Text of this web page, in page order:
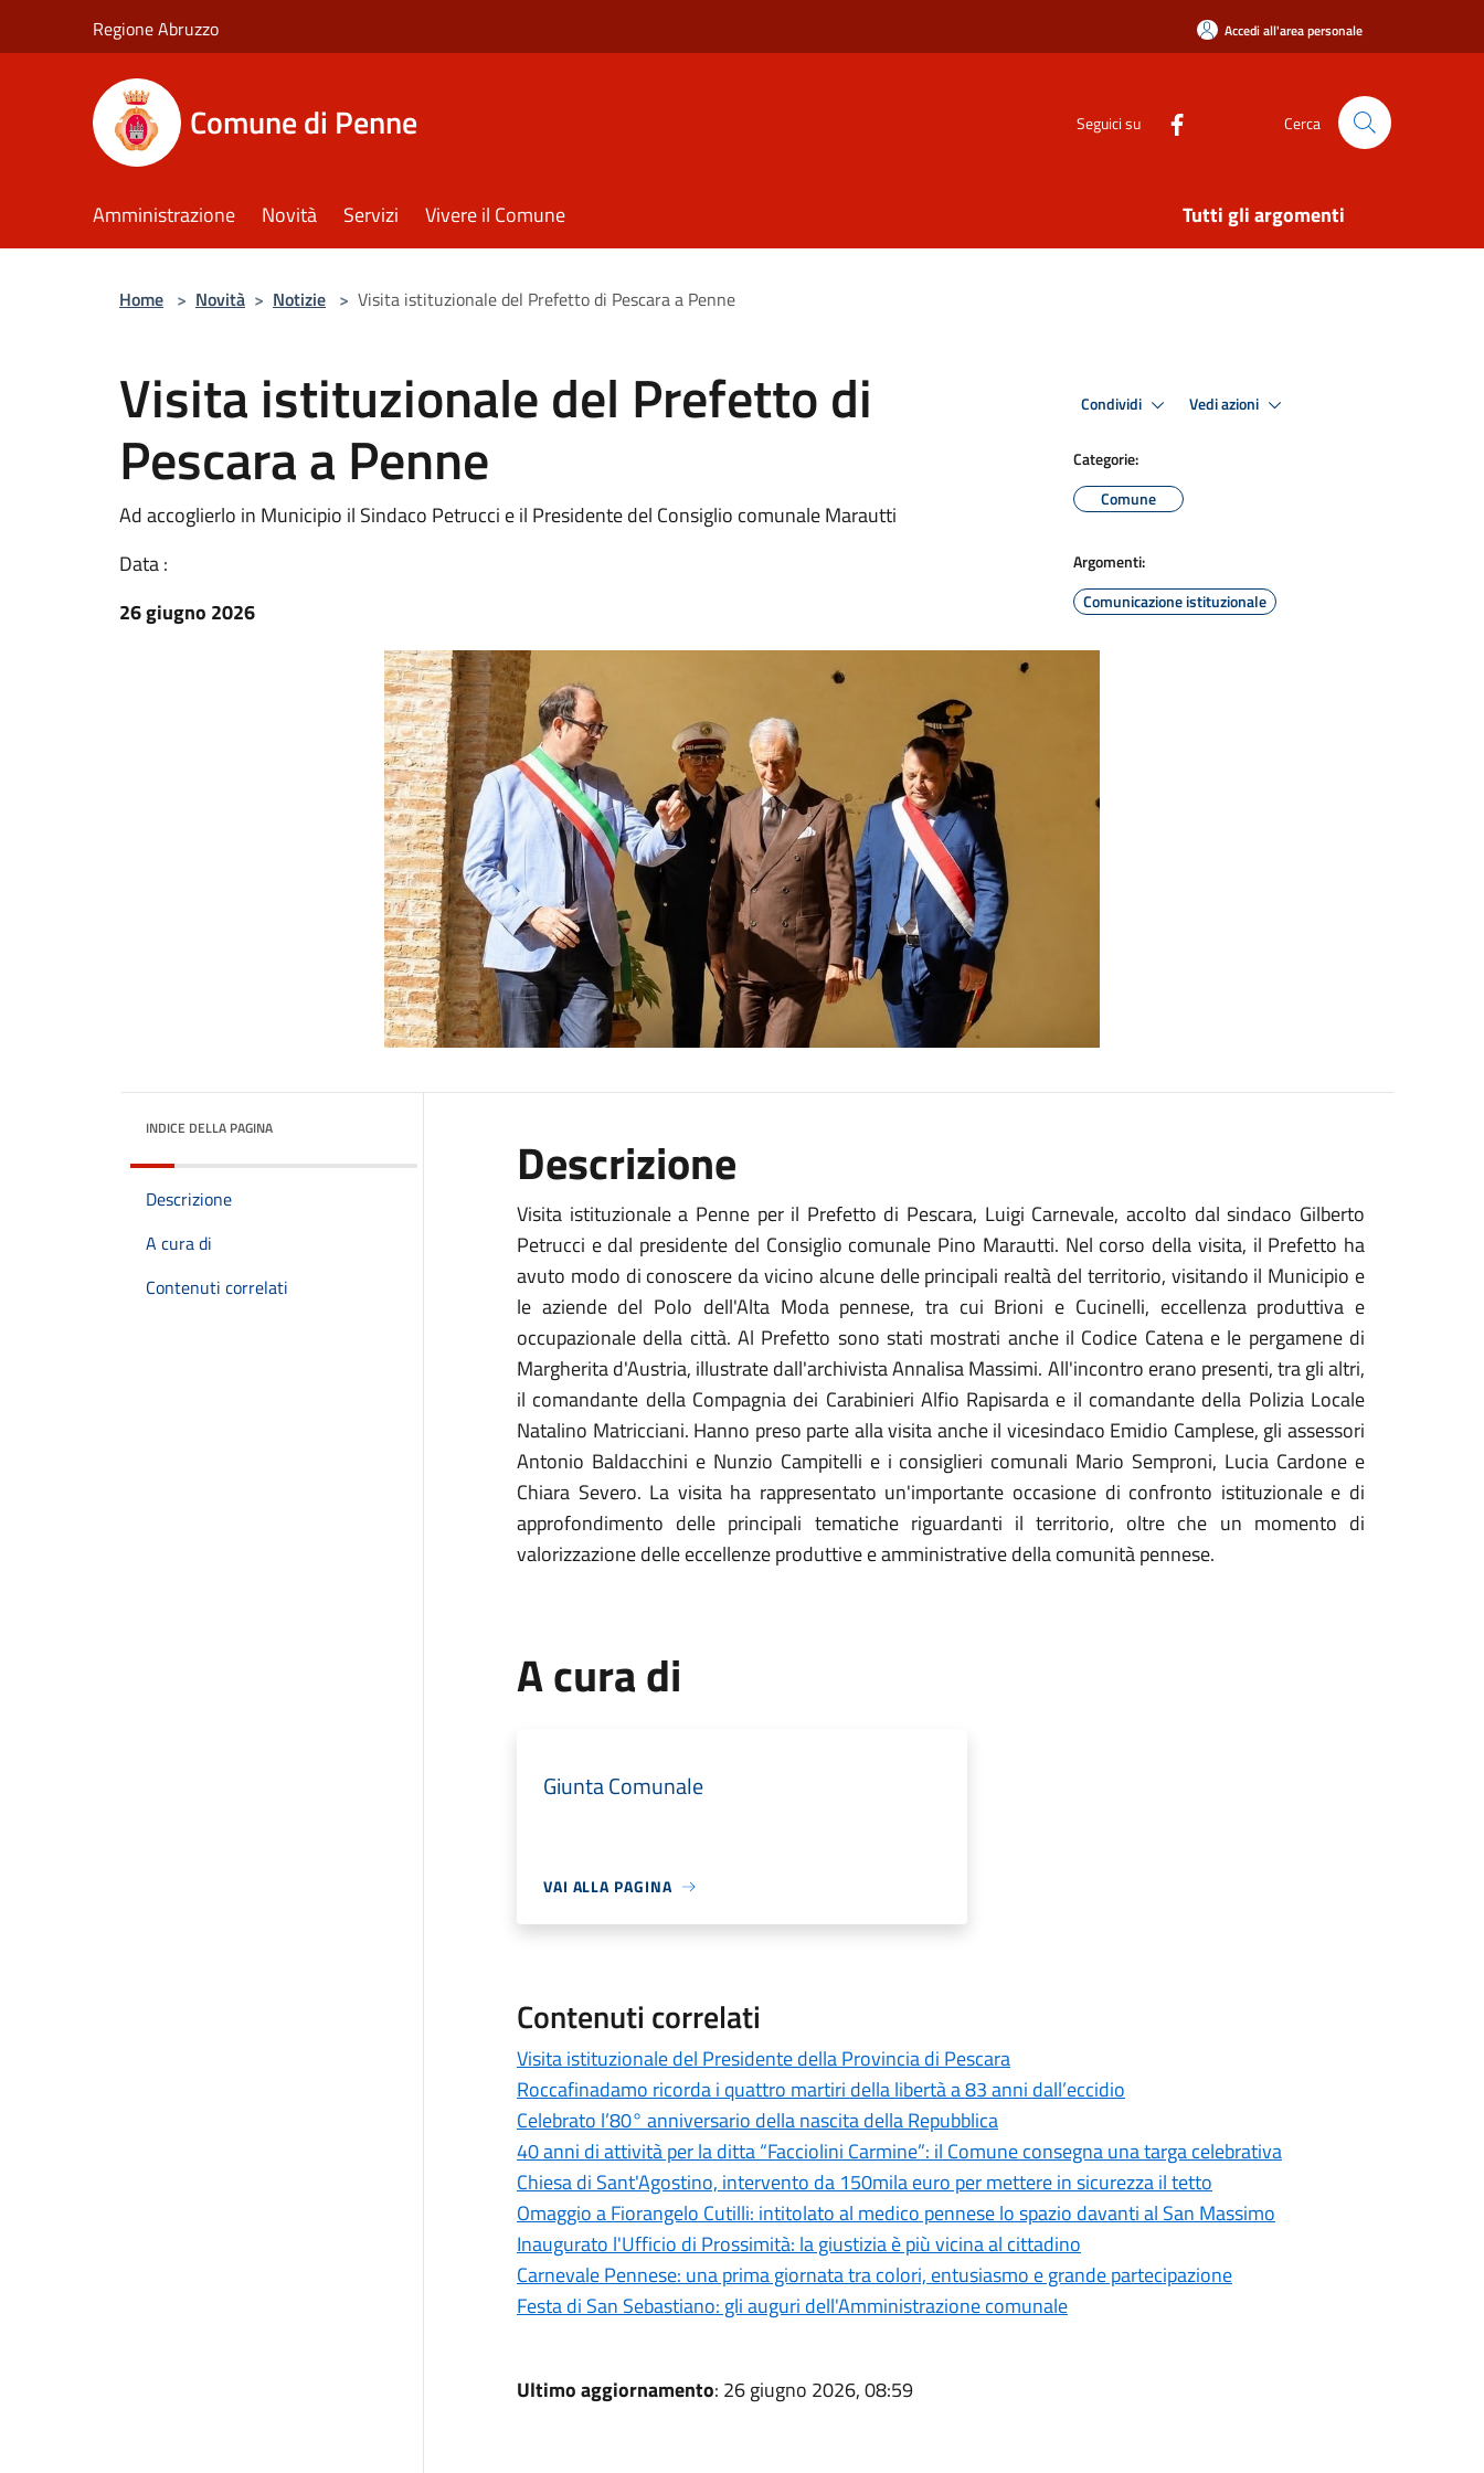
Regione Abruzzo Accedi all'area personale
Comune di Penne Seguici su Cerca
Amministrazione Novità Servizi Vivere il Comune Tutti gli argomenti
Home > Novità > Notizie > Visita istituzionale del Prefetto di Pescara a Penne
Visita istituzionale del Prefetto di
Pescara a Penne
Ad accoglierlo in Municipio il Sindaco Petrucci e il Presidente del Consiglio comunale Marautti
Data :
26 giugno 2026
Condividi Vedi azioni
Categorie:
Comune
Argomenti:
Comunicazione istituzionale
INDICE DELLA PAGINA
Descrizione
A cura di
Contenuti correlati
Descrizione
Visita istituzionale a Penne per il Prefetto di Pescara, Luigi Carnevale, accolto dal sindaco Gilberto
Petrucci e dal presidente del Consiglio comunale Pino Marautti. Nel corso della visita, il Prefetto ha
avuto modo di conoscere da vicino alcune delle principali realtà del territorio, visitando il Municipio e
le aziende del Polo dell'Alta Moda pennese, tra cui Brioni e Cucinelli, eccellenza produttiva e
occupazionale della città. Al Prefetto sono stati mostrati anche il Codice Catena e le pergamene di
Margherita d'Austria, illustrate dall'archivista Annalisa Massimi. All'incontro erano presenti, tra gli altri,
il comandante della Compagnia dei Carabinieri Alfio Rapisarda e il comandante della Polizia Locale
Natalino Matricciani. Hanno preso parte alla visita anche il vicesindaco Emidio Camplese, gli assessori
Antonio Baldacchini e Nunzio Campitelli e i consiglieri comunali Mario Semproni, Lucia Cardone e
Chiara Severo. La visita ha rappresentato un'importante occasione di confronto istituzionale e di
approfondimento delle principali tematiche riguardanti il territorio, oltre che un momento di
valorizzazione delle eccellenze produttive e amministrative della comunità pennese.
A cura di
Giunta Comunale
VAI ALLA PAGINA
Contenuti correlati
Visita istituzionale del Presidente della Provincia di Pescara
Roccafinadamo ricorda i quattro martiri della libertà a 83 anni dall’eccidio
Celebrato l’80° anniversario della nascita della Repubblica
40 anni di attività per la ditta “Facciolini Carmine”: il Comune consegna una targa celebrativa
Chiesa di Sant'Agostino, intervento da 150mila euro per mettere in sicurezza il tetto
Omaggio a Fiorangelo Cutilli: intitolato al medico pennese lo spazio davanti al San Massimo
Inaugurato l'Ufficio di Prossimità: la giustizia è più vicina al cittadino
Carnevale Pennese: una prima giornata tra colori, entusiasmo e grande partecipazione
Festa di San Sebastiano: gli auguri dell'Amministrazione comunale
Ultimo aggiornamento: 26 giugno 2026, 08:59